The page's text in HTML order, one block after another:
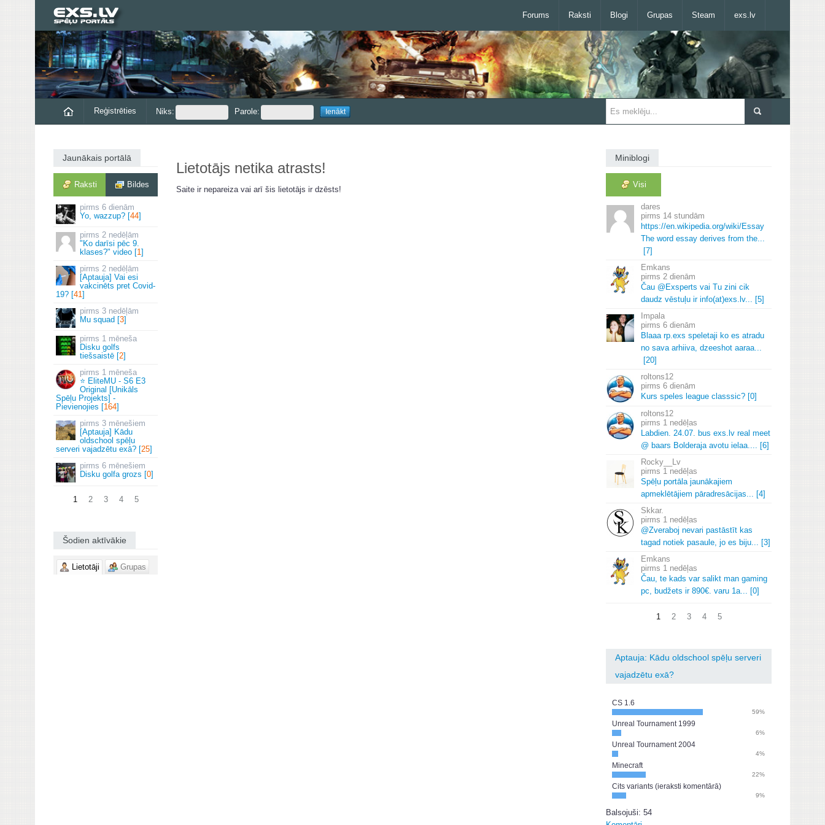
Forums Raksti Blogi Grupas Steam exs.lv
Reģistrēties Niks: Parole:
Jaunākais portālā
Raksti Bildes
6 dienām
Yo, wazzup? [44]
2 nedēļām
"Ko darīsi pēc 9.
klases?" video [1]
2 nedēļām
[Aptauja] Vai esi
vakcinēts pret Covid-
19? [41]
3 nedēļām
Mu squad [3]
1 mēneša
Disku golfs
tiešsaistē [2]
1 mēneša
⭐ EliteMU - S6 E3
Original [Unikāls
Spēļu Projekts] -
Pievienojies [164]
3 mēnešiem
[Aptauja] Kādu
oldschool spēļu
serveri vajadzētu exā? [25]
6 mēnešiem
Disku golfa grozs [0]
1 2 3 4 5
Šodien aktīvākie
Lietotāji Grupas
Lietotājs netika atrasts!
Saite ir nepareiza vai arī šis lietotājs ir dzēsts!
Miniblogi
Visi
dares
14 stundām
https://en.wikipedia.org/wiki/Essay
The word essay derives from the...
[7]
Emkans
2 dienām
Čau @Exsperts vai Tu zini cik
daudz vēstuļu ir info(at)exs. lv... [5]
Impala
6 dienām
Blaaa rp.exs speletaji ko es atradu
no sava arhiiva, dzeeshot aaraa...
[20]
roltons12
6 dienām
Kurs speles league classsic? [0]
roltons12
1 nedēļas
Labdien. 24.07. bus exs. lv real meet
@ baars Bolderaja avotu ielaa.... [6]
Rocky__Lv
1 nedēļas
Spēļu portāla jaunākajiem
apmeklētājiem pāradresācijas... [4]
Skkar.
1 nedēļas
@Zveraboj nevari pastāstīt kas
tagad notiek pasaule, jo es biju... [3]
Emkans
1 nedēļas
Čau, te kads var salikt man gaming
pc, budžets ir 890€. varu 1a... [0]
1 2 3 4 5
Aptauja: Kādu oldschool spēļu serveri
vajadzētu exā?
CS 1.6
59%
Unreal Tournament 1999
6%
Unreal Tournament 2004
4%
Minecraft
22%
Cits variants (ieraksti komentārā)
9%
Balsojuši: 54